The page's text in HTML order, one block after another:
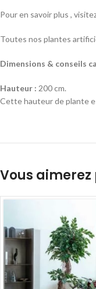
Pour en savoir plus ,
Toutes nos plantes
Dimensions & conseils
Hauteur : 200 cm.
Cette hauteur de plante
Vous